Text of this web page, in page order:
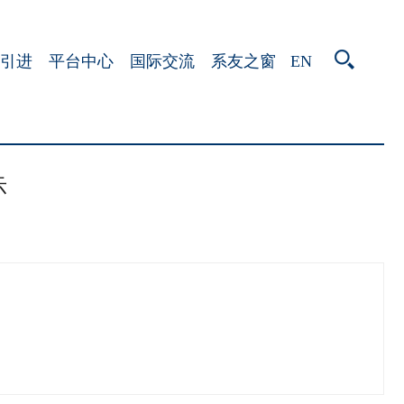
进 平台中心 国际交流 系友之窗 EN